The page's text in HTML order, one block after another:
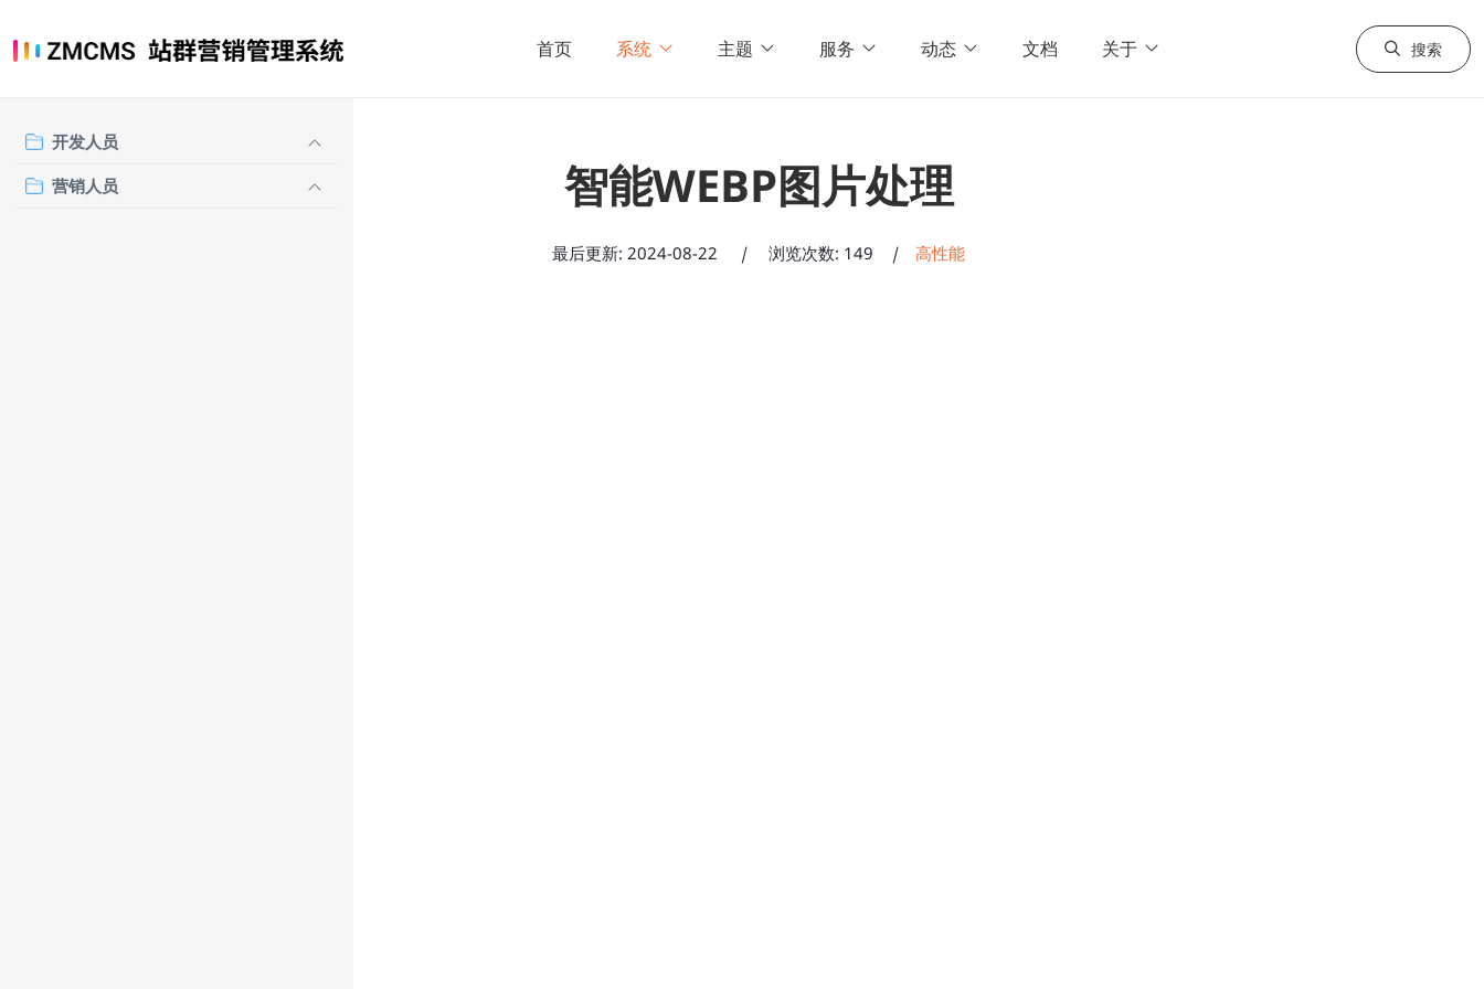
搜索
首页 系统 主题 服务 动态 文档 关于
智能WEBP图片处理
最后更新: 2024-08-22 | 浏览次数: 149 | 高性能
开发人员
营销人员